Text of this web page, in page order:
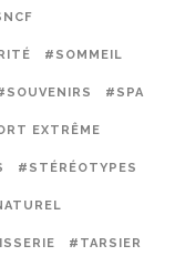
#SOMMEIL
#SPA
EXTRÊME
#STÉRÉOTYPES
#TARSIER